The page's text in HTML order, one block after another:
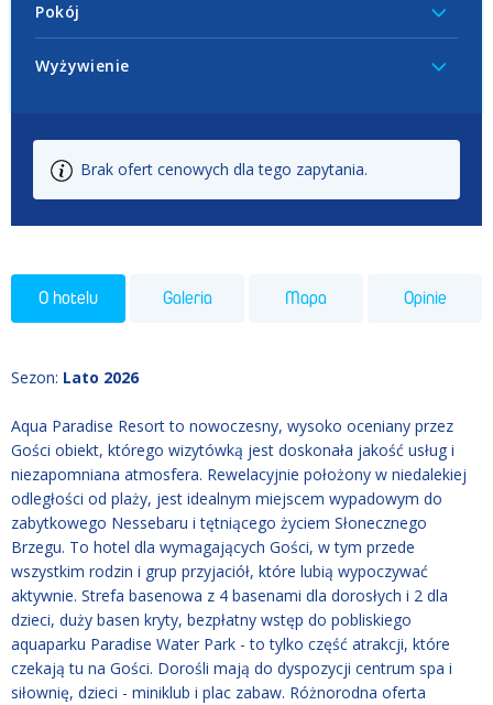
Pokój
Wyżywienie
Brak ofert cenowych dla tego zapytania.
O hotelu Galeria Mapa Opinie
Sezon: Lato 2026
Aqua Paradise Resort to nowoczesny, wysoko oceniany przez
Gości obiekt, którego wizytówką jest doskonała jakość usług i
niezapomniana atmosfera. Rewelacyjnie położony w niedalekiej
odległości od plaży, jest idealnym miejscem wypadowym do
zabytkowego Nessebaru i tętniącego życiem Słonecznego
Brzegu. To hotel dla wymagających Gości, w tym przede
wszystkim rodzin i grup przyjaciół, które lubią wypoczywać
aktywnie. Strefa basenowa z 4 basenami dla dorosłych i 2 dla
dzieci, duży basen kryty, bezpłatny wstęp do pobliskiego
aquaparku Paradise Water Park - to tylko część atrakcji, które
czekają tu na Gości. Dorośli mają do dyspozycji centrum spa i
siłownię, dzieci - miniklub i plac zabaw. Różnorodna oferta